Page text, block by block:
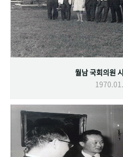
월남 국회의원